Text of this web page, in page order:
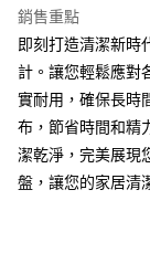
１．簡單：不需註冊
２．便利：只要手機
３．安心：先確認
【「AFTEE先享後
１．於結帳方式選擇
結帳頁面，進行簡
２．訂單成立數日
ATM／網路銀行／等
運送方式
全家取貨付款
付款後全家取貨
每筆NT$60，滿
銷售重點
即刻打造清潔新時
計。讓您輕鬆應對
實耐用，確保長時
布，節省時間和精
潔乾淨，完美展現
盤，讓您的家居清